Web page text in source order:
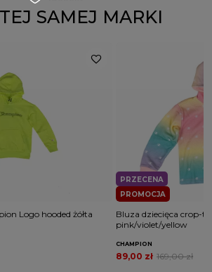
SAMEJ MARKI
Logo hooded żółta
PROMOCJA
PRZECENA
Bluza dziecięca crop-
pink/violet/yellow
CHAMPION
169,00 zł
89,00 zł